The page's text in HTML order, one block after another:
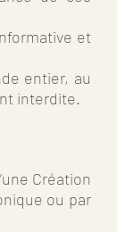
et
entier, au
interdite.
Création
ou par